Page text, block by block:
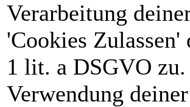
Verarbeitung
'Cookies
1 lit. a DSGVO
Verwendung